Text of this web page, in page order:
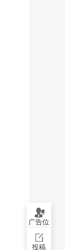
广告位
投稿